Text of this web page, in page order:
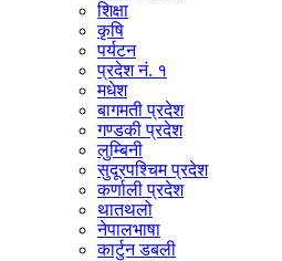
शिक्षा
कृषि
पर्यटन
प्रदेश नं. १
मधेश
बागमती प्रदेश
गण्डकी प्रदेश
लुम्बिनी
सुदूरपश्चिम प्रदेश
कर्णाली प्रदेश
थातथलो
नेपालभाषा
कार्टुन डबली